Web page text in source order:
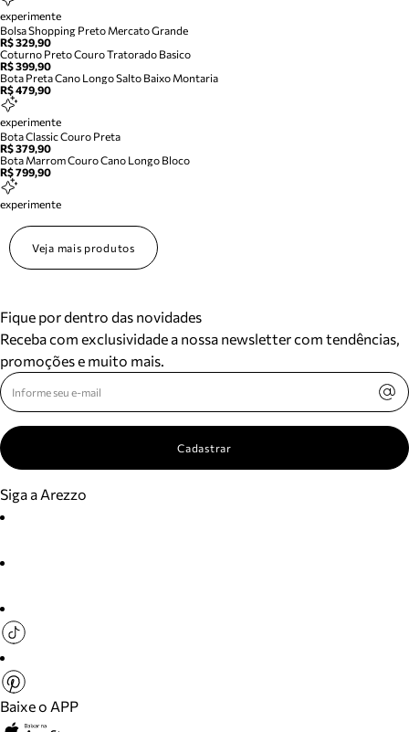
experimente
Bolsa Shopping Preto Mercato Grande
R$ 329,90
Coturno Preto Couro Tratorado Basico
R$ 399,90
Bota Preta Cano Longo Salto Baixo Montaria
R$ 479,90
experimente
Bota Classic Couro Preta
R$ 379,90
Bota Marrom Couro Cano Longo Bloco
R$ 799,90
experimente
Veja mais produtos
Fique por dentro das novidades
Receba com exclusividade a nossa newsletter com tendências,
promoções e muito mais.
Cadastrar
Siga a Arezzo
Baixe o APP